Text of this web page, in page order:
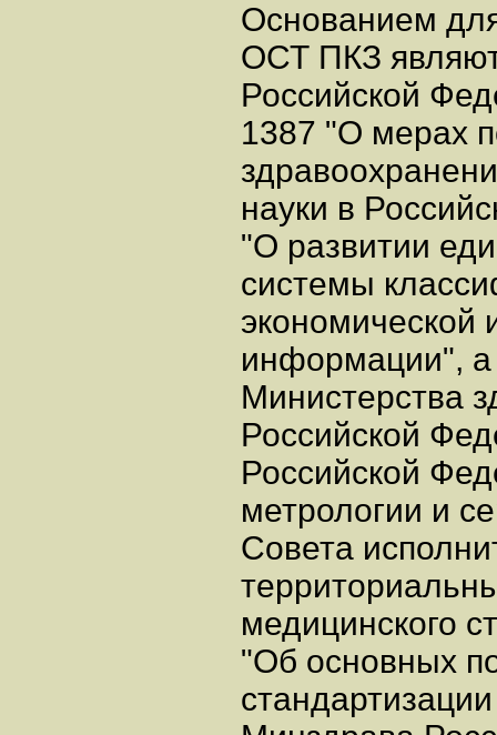
Основанием
ОСТ ПКЗ
Российской
1387 "О мерах
науки в
"О развитии
системы
экономической
информации", а
Министерства
Российской
Российской
метрологии и
Совета
медицинского
"Об основных